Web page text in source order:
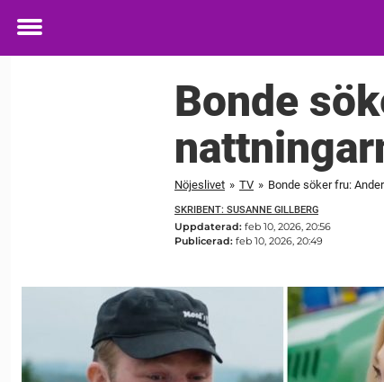
Toggle
Bonde
Nöjeslivet » TV » Bonde söker fru:
SKRIBENT: SUSANNE GILLBERG
Uppdaterad: feb 10, 2026, 20:56
Publicerad: feb 10, 2026, 20:49